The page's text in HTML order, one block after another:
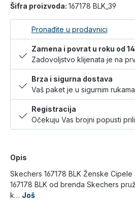
Šifra proizvoda: 167178 BLK_39
Pronađite u prodavnici
Zamena i povrat u roku od
Zadovoljstvo klijenata je na
Brza i sigurna dostava
Vaš paket je u sigurnim
Registracija
Očekuju Vas brojni popusti
Opis
Skechers 167178 BLK Ženske
167178 BLK od brenda Skechers
k… Još